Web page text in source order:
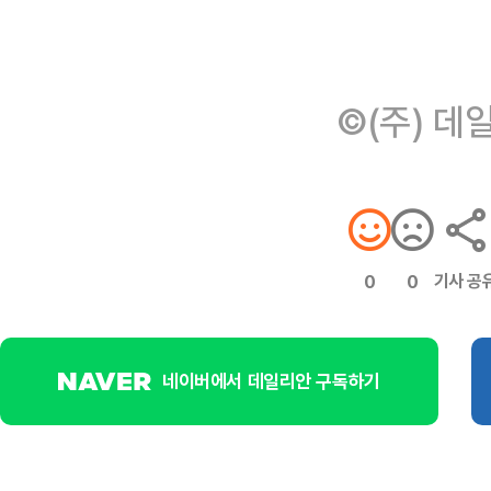
©(주) 데
0 0 기사 공
네이버에서 데일리안 구독하기